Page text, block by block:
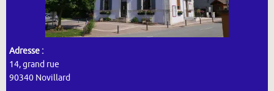
Adresse :
14, grand rue
90340 Novillard